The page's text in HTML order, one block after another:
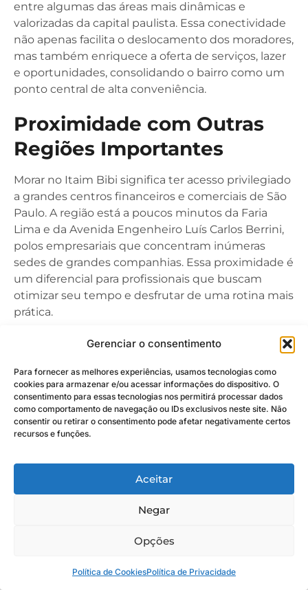
Gerenciar o consentimento
Para fornecer as melhores experiências, usamos tecnologias como
cookies para armazenar e/ou acessar informações do dispositivo. O
consentimento para essas tecnologias nos permitirá processar dados
como comportamento de navegação ou IDs exclusivos neste site. Não
consentir ou retirar o consentimento pode afetar negativamente certos
recursos e funções.
Aceitar
Negar
Opções
Política de CookiesPolítica de Privacidade
entre algumas das áreas mais dinâmicas e
valorizadas da capital paulista. Essa conectividade
não apenas facilita o deslocamento dos moradores,
mas também enriquece a oferta de serviços, lazer
e oportunidades, consolidando o bairro como um
ponto central de alta conveniência.
Proximidade com Outras
Regiões Importantes
Morar no Itaim Bibi significa ter acesso privilegiado
a grandes centros financeiros e comerciais de São
Paulo. A região está a poucos minutos da Faria
Lima e da Avenida Engenheiro Luís Carlos Berrini,
polos empresariais que concentram inúmeras
sedes de grandes companhias. Essa proximidade é
um diferencial para profissionais que buscam
otimizar seu tempo e desfrutar de uma rotina mais
prática.
Além do eixo corporativo, o bairro oferece fácil
Pinheiros e Tietê, e avenidas como Nove de Julho e
Bandeirantes. Isso garante uma mobilidade
eficiente para diversas outras partes da cidade, seja
para compromissos de trabalho, compras em
shoppings renomados ou acesso a centros
Quais são os Bairros
O Itaim Bibi é cercado por bairros igualmente
prestigiados e com características distintas, que